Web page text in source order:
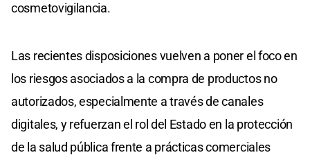
cosmetovigilancia.
Las recientes disposiciones vuelven a poner el foco en
los riesgos asociados a la compra de productos no
autorizados, especialmente a través de canales
digitales, y refuerzan el rol del Estado en la protección
de la salud pública frente a prácticas comerciales